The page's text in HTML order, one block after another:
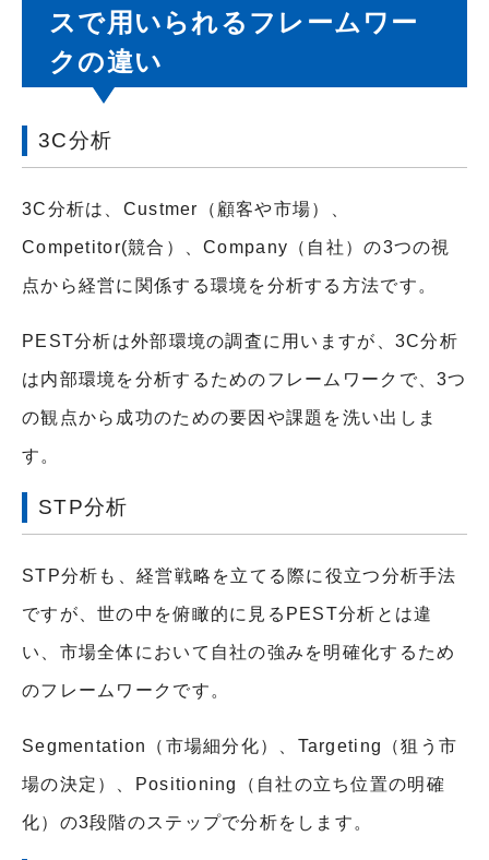
スで用いられるフレームワー
クの違い
3C分析
3C分析は、Custmer（顧客や市場）、
Competitor(競合）、Company（自社）の3つの視
点から経営に関係する環境を分析する方法です。
PEST分析は外部環境の調査に用いますが、3C分析
は内部環境を分析するためのフレームワークで、3つ
の観点から成功のための要因や課題を洗い出しま
す。
STP分析
STP分析も、経営戦略を立てる際に役立つ分析手法
ですが、世の中を俯瞰的に見るPEST分析とは違
い、市場全体において自社の強みを明確化するため
のフレームワークです。
Segmentation（市場細分化）、Targeting（狙う市
場の決定）、Positioning（自社の立ち位置の明確
化）の3段階のステップで分析をします。